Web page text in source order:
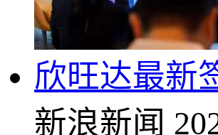
欣旺达最新
新浪新闻